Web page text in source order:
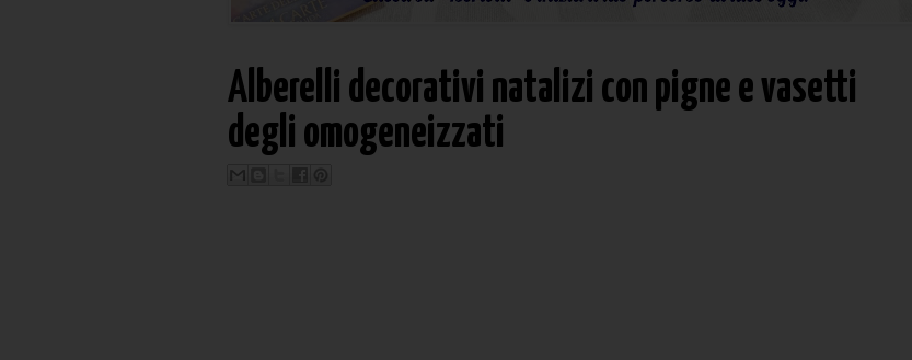
Alberelli decorativi natalizi con pigne e vasetti
degli omogeneizzati